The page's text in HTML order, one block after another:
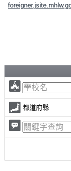
都道府縣